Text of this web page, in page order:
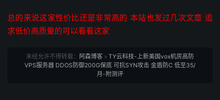
总的来说这家性价比还是非常高的 本站也发过几次文章 追
求低价高质量的可以看看这家
未经允许不得转载： 阿森博客 » TY云科技-上新美国vox机房高防
VPS服务器 DDOS防御200G保底 可抗SYN攻击 金盾防C 低至35/
月-附测评